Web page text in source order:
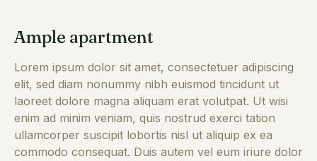
Ample apartment
Lorem ipsum dolor sit amet, consectetuer adipiscing
elit, sed diam nonummy nibh euismod tincidunt ut
laoreet dolore magna aliquam erat volutpat. Ut wisi
enim ad minim veniam, quis nostrud exerci tation
ullamcorper suscipit lobortis nisl ut aliquip ex ea
commodo consequat. Duis autem vel eum iriure dolor